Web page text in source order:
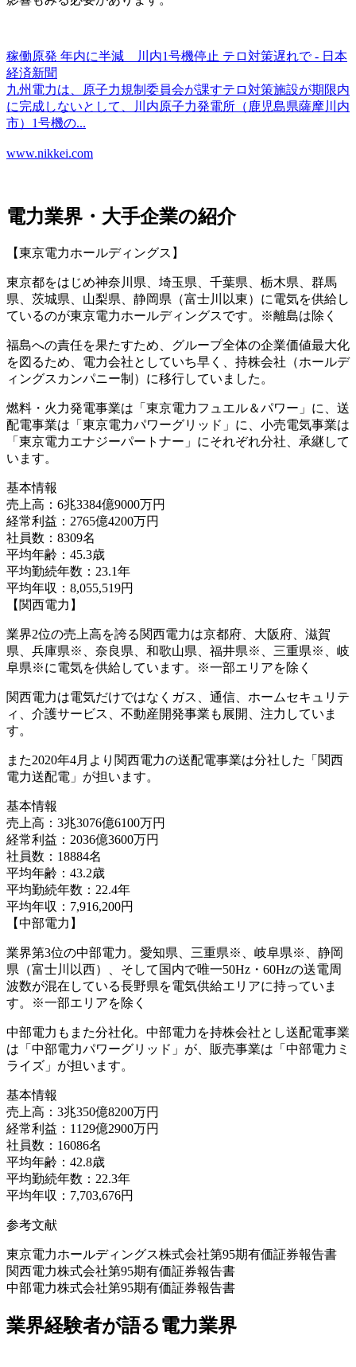
稼働原発 年内に半減 川内1号機停止 テロ対策遅れで - 日本
経済新聞
九州電力は、原子力規制委員会が課すテロ対策施設が期限内
に完成しないとして、川内原子力発電所（鹿児島県薩摩川内
市）1号機の...
www.nikkei.com
電力業界・大手企業の紹介
【東京電力ホールディングス】
東京都をはじめ神奈川県、埼玉県、千葉県、栃木県、群馬
県、茨城県、山梨県、静岡県（富士川以東）に電気を供給し
ているのが東京電力ホールディングスです。※離島は除く
福島への責任を果たすため、グループ全体の企業価値最大化
を図るため、電力会社としていち早く、持株会社（ホールデ
ィングスカンパニー制）に移行していました。
燃料・火力発電事業は「東京電力フュエル＆パワー」に、送
配電事業は「東京電力パワーグリッド」に、小売電気事業は
「東京電力エナジーパートナー」にそれぞれ分社、承継して
います。
基本情報
売上高：6兆3384億9000万円
経常利益：2765億4200万円
社員数：8309名
平均年齢：45.3歳
平均勤続年数：23.1年
平均年収：8,055,519円
【関西電力】
業界2位の売上高を誇る関西電力は京都府、大阪府、滋賀
県、兵庫県※、奈良県、和歌山県、福井県※、三重県※、岐
阜県※に電気を供給しています。※一部エリアを除く
関西電力は電気だけではなくガス、通信、ホームセキュリテ
ィ、介護サービス、不動産開発事業も展開、注力していま
す。
また2020年4月より関西電力の送配電事業は分社した「関西
電力送配電」が担います。
基本情報
売上高：3兆3076億6100万円
経常利益：2036億3600万円
社員数：18884名
平均年齢：43.2歳
平均勤続年数：22.4年
平均年収：7,916,200円
【中部電力】
業界第3位の中部電力。愛知県、三重県※、岐阜県※、静岡
県（富士川以西）、そして国内で唯一50Hz・60Hzの送電周
波数が混在している長野県を電気供給エリアに持っていま
す。※一部エリアを除く
中部電力もまた分社化。中部電力を持株会社とし送配電事業
は「中部電力パワーグリッド」が、販売事業は「中部電力ミ
ライズ」が担います。
基本情報
売上高：3兆350億8200万円
経常利益：1129億2900万円
社員数：16086名
平均年齢：42.8歳
平均勤続年数：22.3年
平均年収：7,703,676円
参考文献
東京電力ホールディングス株式会社第95期有価証券報告書
関西電力株式会社第95期有価証券報告書
中部電力株式会社第95期有価証券報告書
業界経験者が語る電力業界